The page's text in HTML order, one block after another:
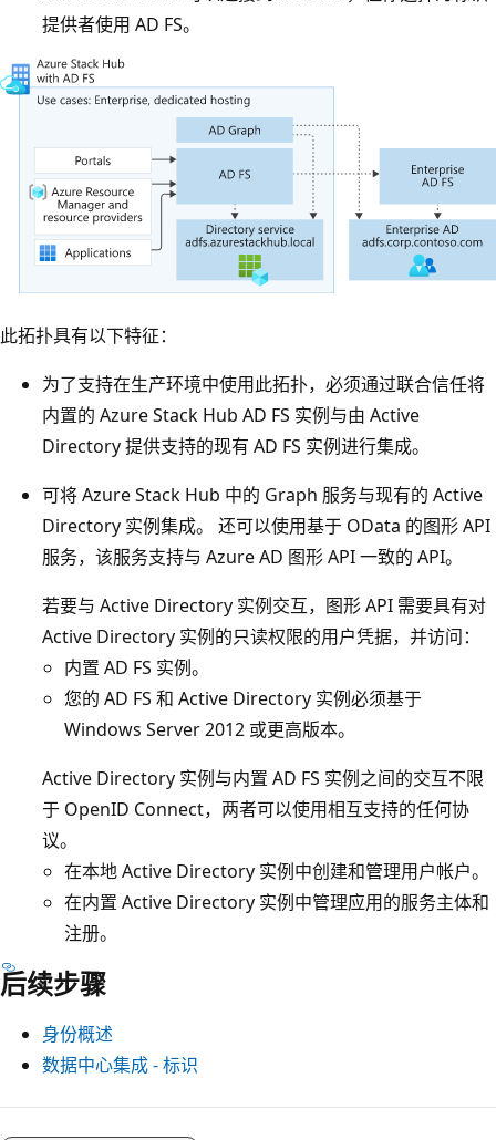
提供者使用 AD FS。
此拓扑具有以下特征：
为了支持在生产环境中使用此拓扑，必须通过联合信任将
内置的 Azure Stack Hub AD FS 实例与由 Active
Directory 提供支持的现有 AD FS 实例进行集成。
可将 Azure Stack Hub 中的 Graph 服务与现有的 Active
Directory 实例集成。 还可以使用基于 OData 的图形 API
服务，该服务支持与 Azure AD 图形 API 一致的 API。
若要与 Active Directory 实例交互，图形 API 需要具有对
Active Directory 实例的只读权限的用户凭据，并访问：
内置 AD FS 实例。
您的 AD FS 和 Active Directory 实例必须基于
Windows Server 2012 或更高版本。
Active Directory 实例与内置 AD FS 实例之间的交互不限
于 OpenID Connect，两者可以使用相互支持的任何协
议。
在本地 Active Directory 实例中创建和管理用户帐户。
在内置 Active Directory 实例中管理应用的服务主体和
注册。
后续步骤
身份概述
数据中心集成 - 标识